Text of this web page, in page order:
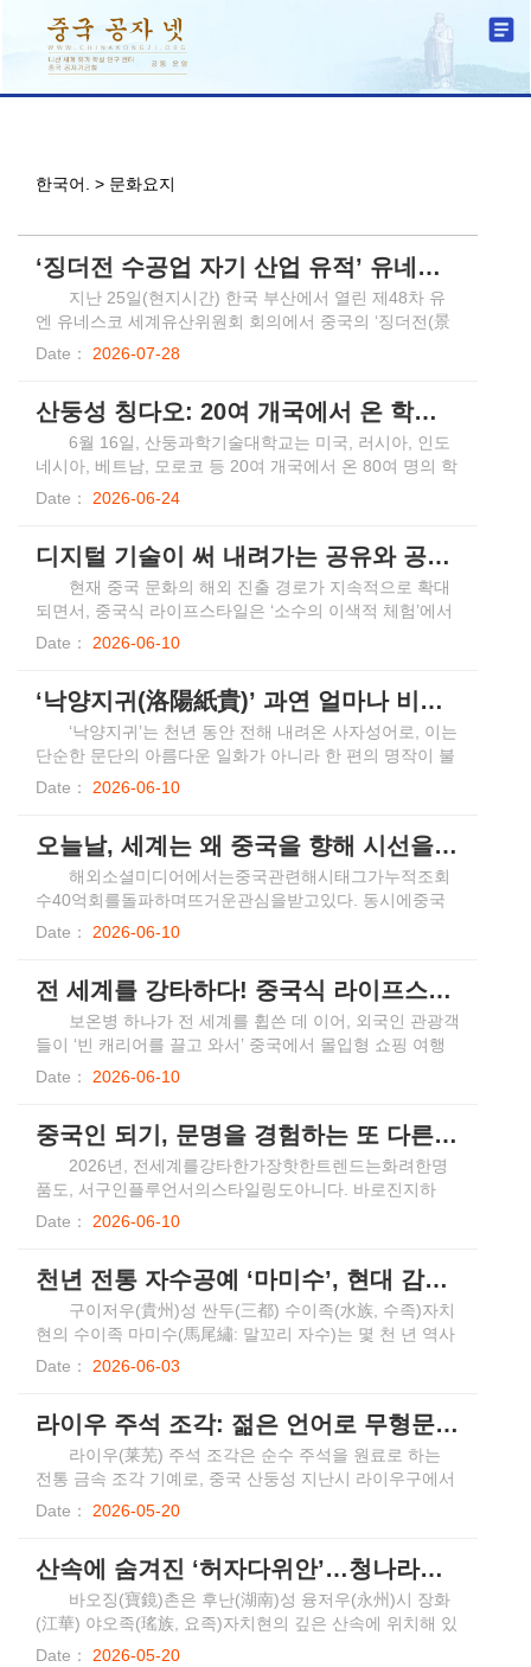
한국어. > 문화요지
‘징더전 수공업 자기 산업 유적’ 유네스코 세계유산 등재…中 61건 달성
​지난 25일(현지시간) 한국 부산에서 열린 제48차 유
엔 유네스코 세계유산위원회 회의에서 중국의 ‘징더전(景
德鎮, 경덕진) 수공업 자기 산업 유적’이 심사를 순조롭게
Date： 2026-07-28
산둥성 칭다오: 20여 개국에서 온 학생과 교수진이 단오절 풍습 체험
6월 16일, 산둥과학기술대학교는 미국, 러시아, 인도
네시아, 베트남, 모로코 등 20여 개국에서 온 80여 명의 학
생과 교수진이 참여한 단오절 문화 체험 행사를 개최했다.
쫑쯔 향기 속에서 국내외 학생들은 문화적 이해를 넓히고
진정한 우정을 쌓았다.
Date： 2026-06-24
디지털 기술이 써 내려가는 공유와 공명, 공감의 새로운 이야기
현재 중국 문화의 해외 진출 경로가 지속적으로 확대
되면서, 중국식 라이프스타일은 ‘소수의 이색적 체험’에서
‘글로벌 주류’로 거듭나고 있다. 플랫폼 알고리즘은 세계가
품은 중국을 직접 방문하지 않은 사람조차도 독특한 ‘동양
의 맛’을 ‘느낄 수 있게’ 한다. 디지털 기술이 주도하는 이러
한 문화 전파의 변화는 공유과 공감, 그리고 감성적 교감에
관한 새로운 서사를 써 내려가고 있다.
Date： 2026-06-10
‘낙양지귀(洛陽紙貴)’ 과연 얼마나 비쌌을까?
‘낙양지귀’는 천년 동안 전해 내려온 사자성어로, 이는
단순한 문단의 아름다운 일화가 아니라 한 편의 명작이 불
러일으킨 폭발적인 반향을 직관적으로 보여준다. 서진(西
필하기로 결심했다. 그는 10년에 걸쳐 역사, 지리, 각 지역
의 산물과 민속 등 방대한 자료를 조사하고, 문을 걸어 잠
근 채 오랜 기간 집에 틀어박혀 고심한 끝에 마침내 문장이
아름답고 내용이 충실한 부(賦)를 완성했다.
Date： 2026-06-10
오늘날, 세계는 왜 중국을 향해 시선을 돌리고 있는가?
해외소셜미디어에서는중국관련해시태그가누적조회
수40억회를돌파하며뜨거운관심을받고있다. 동시에중국
을방문하는외국인수는사상최고치를경신하며1억5천만명
생활방식역시다양한형태로해외에빠르게확산되고있다. 이
러한흐름속에서해외의대중이자발적으로중국식생활방식
을체험하고받아들이려는움직임이나타나고있으며, 이른
바‘중국인되기’열풍도전세계적으로점차거세지는양상을보
Date： 2026-06-10
전 세계를 강타하다! 중국식 라이프스타일은 어떻게 소비의 새로운 블루오션을 개척하고 있는가?
보온병 하나가 전 세계를 휩쓴 데 이어, 외국인 관광객
들이 ‘빈 캐리어를 끌고 와서’ 중국에서 몰입형 쇼핑 여행
을 즐기며, 심지어는 먼 길을 마다하지 않고 비행기를 타고
진화하고 있다. 해외 소셜미디어에서 시작된 이 문화적 공
감대는 중국의 문화적 소프트파워를 경제적 하드파워로
빠르게 전환시키며, 막대한 잠재력을 지닌 새로운 소비 블
루오션을 만들어내고 있다.
Date： 2026-06-10
중국인 되기, 문명을 경험하는 또 다른 방식
2026년, 전세계를강타한가장핫한트렌드는화려한명
품도, 서구인플루언서의스타일링도아니다. 바로진지하
게‘중국인되기(Becoming Chinese)’다.
Date： 2026-06-10
천년 전통 자수공예 ‘마미수’, 현대 감성으로 재탄생
​구이저우(貴州)성 싼두(三都) 수이족(水族, 수족)자치
현의 수이족 마미수(馬尾繡: 말꼬리 자수)는 몇 천 년 역사
를 자랑하는 전통 자수공예다. 수이족의 마미수는 비단 실
방식으로 제작된다. 공정이 복잡하고 예술적 가치가 높아
중국 자수의 ‘살아 있는 화석’으로 불린다. 2006년 수이족
마미수는 제1기 국가급 비물질문화유산(무형문화재)으로
지정되었다.
Date： 2026-06-03
라이우 주석 조각: 젊은 언어로 무형문화유산의 가치 새롭게 풀어내다
라이우(莱芜) 주석 조각은 순수 주석을 원료로 하는
전통 금속 조각 기예로, 중국 산둥성 지난시 라이우구에서
기원했다. 주석 조각 작품은 디자인, 용해, 판 제작, 조각
급 무형문화유산 명록에 등재됐다. 루왕공방(鲁王工坊) 제
8대 전승자인 왕첸쥔(王千钧)을 대표로 하는 새로운 세대
의 전승자들은 전통의 한계를 뛰어넘어 현대적 디자인 감
각을 접목함으로써 고유의 기예를 현대인의 미적 감각에
Date： 2026-05-20
산속에 숨겨진 ‘허자다위안’…청나라서 걸어온 中 고촌락
​바오징(寶鏡)촌은 후난(湖南)성 융저우(永州)시 장화
(江華) 야오족(瑤族, 요족)자치현의 깊은 산속에 위치해 있
다. 허(何) 씨 선조 허잉치(何應棋)가 청나라(淸朝: 1616년
Date： 2026-05-20